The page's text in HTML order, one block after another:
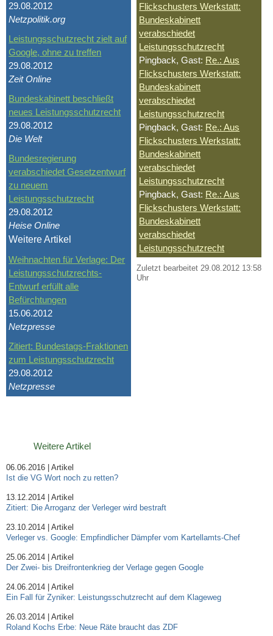
29.08.2012
Netzpolitik.org
Leistungsschutzrecht zielt auf
Google, ohne zu treffen
29.08.2012
Zeit Online
Bundeskabinett beschließt
neues Leistungsschutzrecht
29.08.2012
Die Welt
Bundesregierung
verabschiedet Gesetzentwurf
zu neuem
Leistungsschutzrecht
29.08.2012
Heise Online
Weitere Artikel
Weihnachten für Verlage: Der
Leistungsschutzrechts-
Entwurf erfüllt alle
Befürchtungen
15.06.2012
Netzpresse
Zitiert: Bundestags-Fraktionen
zum Leistungsschutzrecht
29.08.2012
Netzpresse
Flickschusters Werkstatt:
Bundeskabinett
verabschiedet
Leistungsschutzrecht
Pingback, Gast: Re.: Aus
Flickschusters Werkstatt:
Bundeskabinett
verabschiedet
Leistungsschutzrecht
Pingback, Gast: Re.: Aus
Flickschusters Werkstatt:
Bundeskabinett
verabschiedet
Leistungsschutzrecht
Pingback, Gast: Re.: Aus
Flickschusters Werkstatt:
Bundeskabinett
verabschiedet
Leistungsschutzrecht
Zuletzt bearbeitet 29.08.2012 13:58
Uhr
Weitere Artikel
06.06.2016 | Artikel
Ist die VG Wort noch zu retten?
13.12.2014 | Artikel
Zitiert: Die Arroganz der Verleger wird bestraft
23.10.2014 | Artikel
Verleger vs. Google: Empfindlicher Dämpfer vom Kartellamts-Chef
25.06.2014 | Artikel
Der Zwei- bis Dreifrontenkrieg der Verlage gegen Google
24.06.2014 | Artikel
Ein Fall für Zyniker: Leistungsschutzrecht auf dem Klageweg
26.03.2014 | Artikel
Roland Kochs Erbe: Neue Räte braucht das ZDF